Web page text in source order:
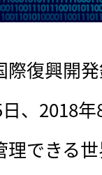
復興開
、2018
理できる